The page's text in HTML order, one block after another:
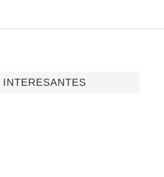
INTERESANTES